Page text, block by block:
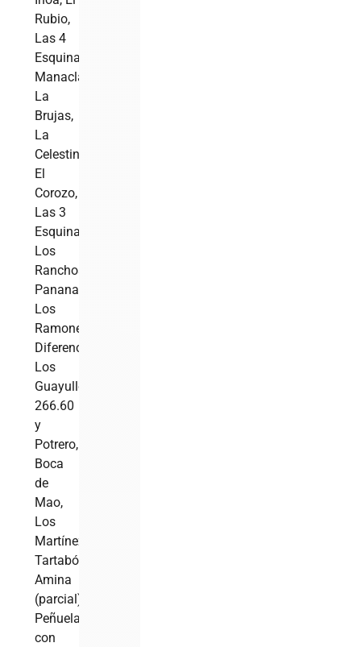
Rubio,
Las 4
Esquinas,
Manaclas,
La
Brujas,
La
Celestina,
El
Corozo,
Las 3
Esquinas,
Los
Ranchos,
Pananao,
Los
Ramones,
Diferencia,
Los
Guayullos,
266.60
y
Potrero,
Boca
de
Mao,
Los
Martínez,
Tartabón,
Amina
(parcial),
Peñuela
con